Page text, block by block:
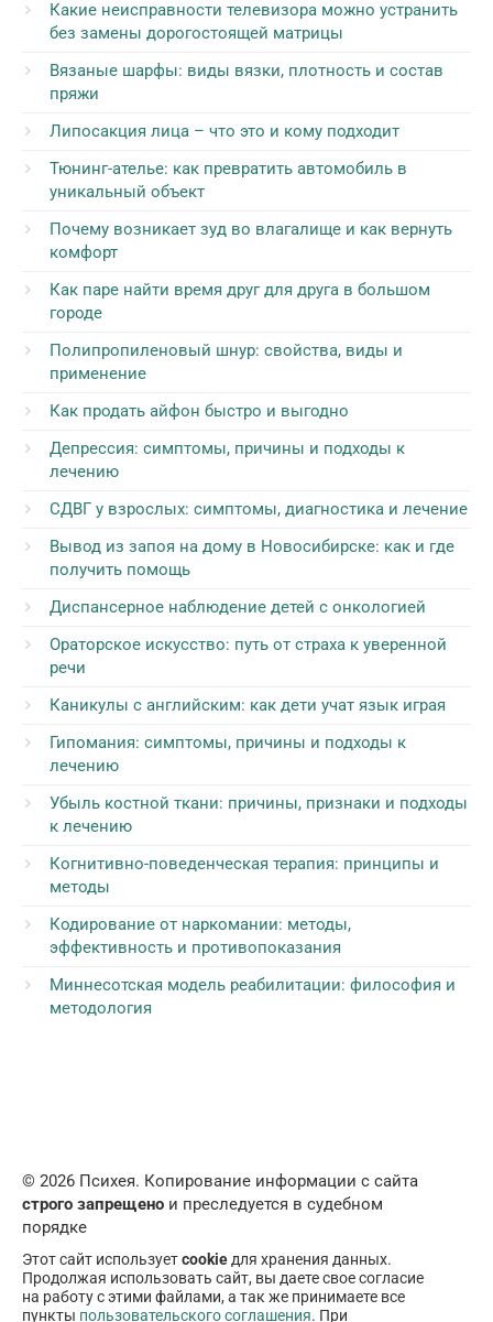
Какие неисправности телевизора можно устранить
без замены дорогостоящей матрицы
Вязаные шарфы: виды вязки, плотность и состав
пряжи
Липосакция лица – что это и кому подходит
Тюнинг-ателье: как превратить автомобиль в
уникальный объект
Почему возникает зуд во влагалище и как вернуть
комфорт
Как паре найти время друг для друга в большом
городе
Полипропиленовый шнур: свойства, виды и
применение
Как продать айфон быстро и выгодно
Депрессия: симптомы, причины и подходы к
лечению
СДВГ у взрослых: симптомы, диагностика и лечение
Вывод из запоя на дому в Новосибирске: как и где
получить помощь
Диспансерное наблюдение детей с онкологией
Ораторское искусство: путь от страха к уверенной
речи
Каникулы с английским: как дети учат язык играя
Гипомания: симптомы, причины и подходы к
лечению
Убыль костной ткани: причины, признаки и подходы
к лечению
Когнитивно-поведенческая терапия: принципы и
методы
Кодирование от наркомании: методы,
эффективность и противопоказания
Миннесотская модель реабилитации: философия и
методология
© 2026 Психея. Копирование информации с сайта
строго запрещено и преследуется в судебном
порядке
Этот сайт используетcookie для хранения данных.
Продолжая использовать сайт, вы даете свое согласие
на работу с этими файлами, а так же принимаете все
пункты пользовательского соглашения. При